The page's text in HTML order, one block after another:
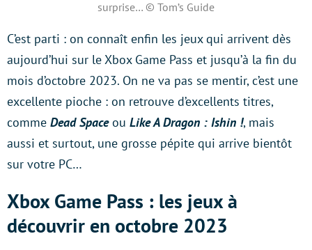
surprise… © Tom’s Guide
C’est parti : on connaît enfin les jeux qui arrivent dès
aujourd’hui sur le Xbox Game Pass et jusqu’à la fin du
mois d’octobre 2023. On ne va pas se mentir, c’est une
excellente pioche : on retrouve d’excellents titres,
comme Dead Spaceou Like A Dragon : Ishin !, mais
aussi et surtout, une grosse pépite qui arrive bientôt
sur votre PC…
Xbox Game Pass : les jeux à
découvrir en octobre 2023